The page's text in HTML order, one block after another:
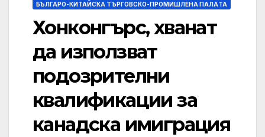
БЪЛГАРО-КИТАЙСКА ТЪРГОВСКО-ПРОМИШЛЕНА ПАЛAТА
Хонконгърс, хванат
да използват
подозрителни
квалификации за
канадска имиграция